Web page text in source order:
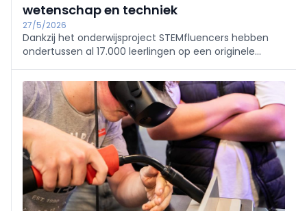
wetenschap en techniek
27/5/2026
Dankzij het onderwijsproject STEMfluencers hebben
ondertussen al 17.000 leerlingen op een originele
Ook dit schooljaar trokken STEMfluencers opnieuw
naar middelbare scholen.